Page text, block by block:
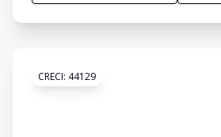
CRECI: 44129